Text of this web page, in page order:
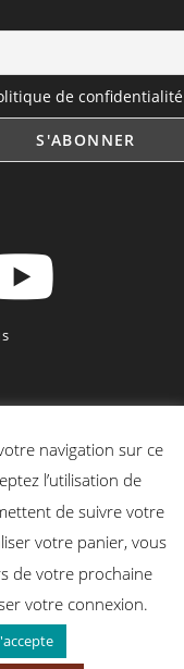
de confidentialité
et les Tutos
de vente
navigation sur ce
l’utilisation de
de suivre votre
votre panier, vous
de votre prochaine
votre connexion.